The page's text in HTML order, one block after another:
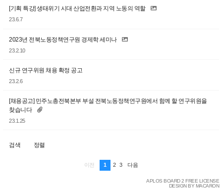
[기획 특강] 생태위기 시대 산업전환과 지역 노동의 역할
23.6.7
2023년 전북노동정책연구원 경제학 세미나
23.2.10
신규 연구위원 채용 확정 공고
23.2.6
[채용공고] 민주노총전북본부 부설 전북노동정책연구원에서 함께 할 연구위원을
찾습니다
23.1.25
검색 정렬
이전 1 2 3 다음
APLOS BOARD 2 FREE LICENSE
DESIGN BY MACARON